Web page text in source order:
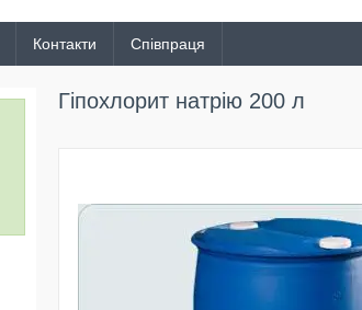
Контакти Співпраця
Гіпохлорит натрію 200 л